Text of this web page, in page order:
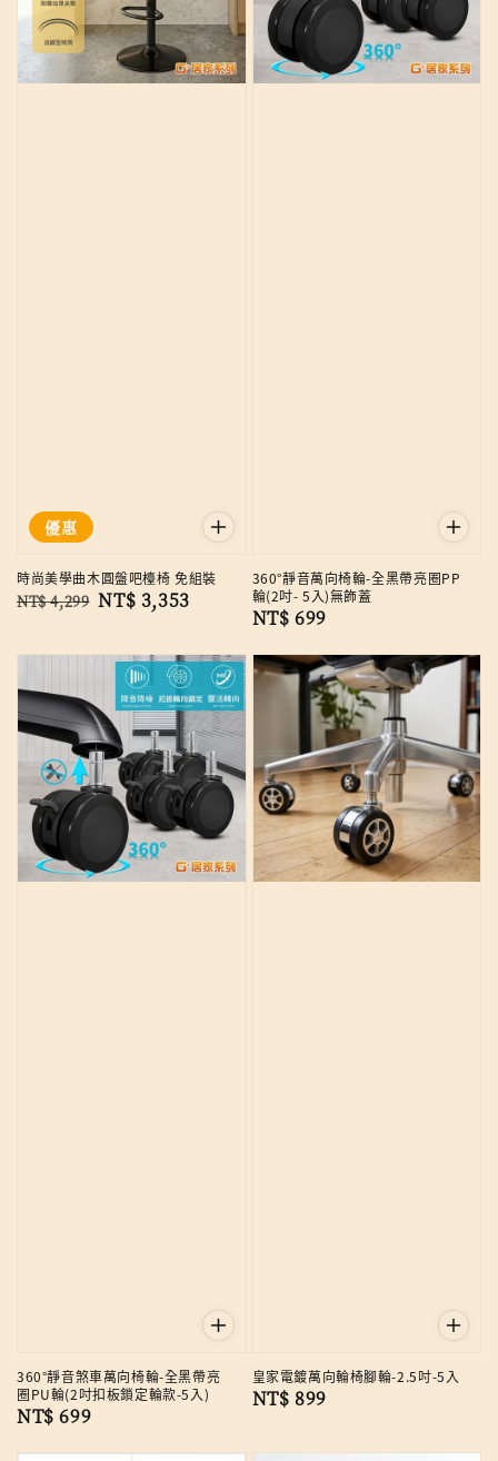
優惠
時尚美學曲木圓盤吧檯椅 免組裝
Regular
NT$ 4,299 Sale
NT$ 3,353
360°靜音萬向椅輪-全黑帶亮圈PP
輪(2吋- 5入)無飾蓋
Regular
NT$ 699
360°靜音煞車萬向椅輪-全黑帶亮
圈PU輪(2吋扣板鎖定輪款-5入)
Regular
NT$ 699
皇家電鍍萬向輪椅腳輪-2.5吋-5入
Regular
NT$ 899